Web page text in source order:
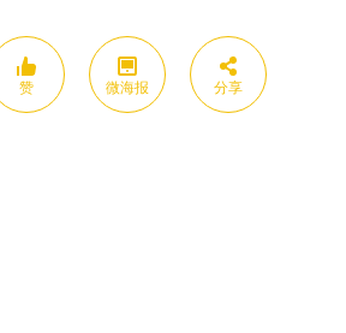
赞 微海报 分享